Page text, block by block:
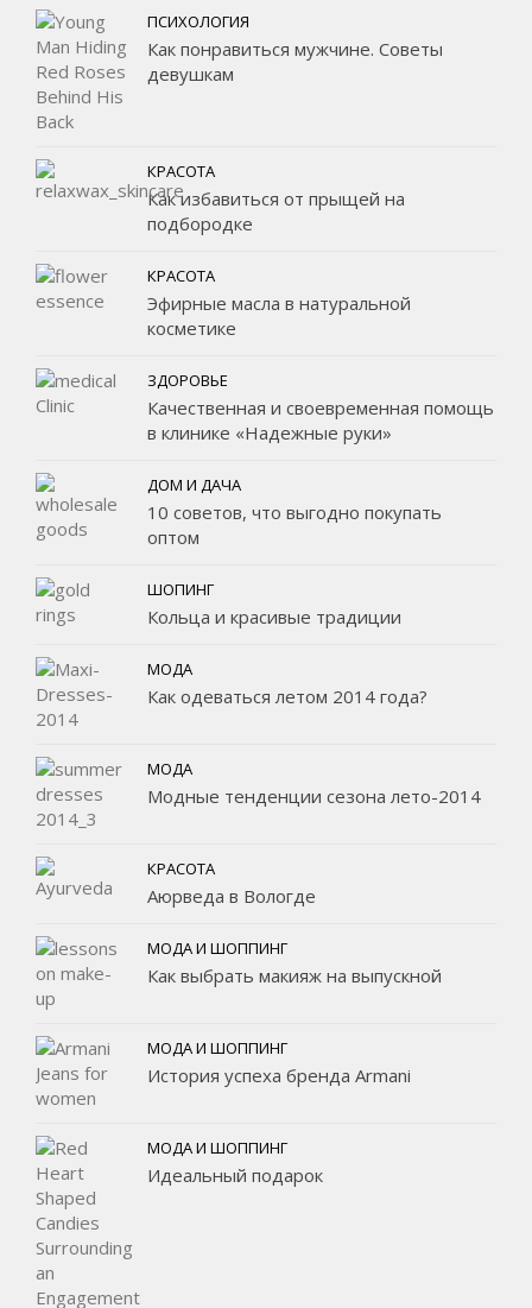
ПСИХОЛОГИЯ
Как понравиться мужчине. Советы
девушкам
КРАСОТА
Как избавиться от прыщей на
подбородке
КРАСОТА
Эфирные масла в натуральной
косметике
ЗДОРОВЬЕ
Качественная и своевременная помощь
в клинике «Надежные руки»
ДОМ И ДАЧА
10 советов, что выгодно покупать
оптом
ШОПИНГ
Кольца и красивые традиции
МОДА
Как одеваться летом 2014 года?
МОДА
Модные тенденции сезона лето-2014
КРАСОТА
Аюрведа в Вологде
МОДА И ШОППИНГ
Как выбрать макияж на выпускной
МОДА И ШОППИНГ
История успеха бренда Armani
МОДА И ШОППИНГ
Идеальный подарок